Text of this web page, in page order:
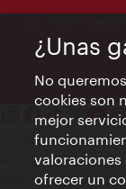
Contacto
Aviso legal
Política de
¿Unas
No
cookies son
mejor
valoraciones
ofrecer un